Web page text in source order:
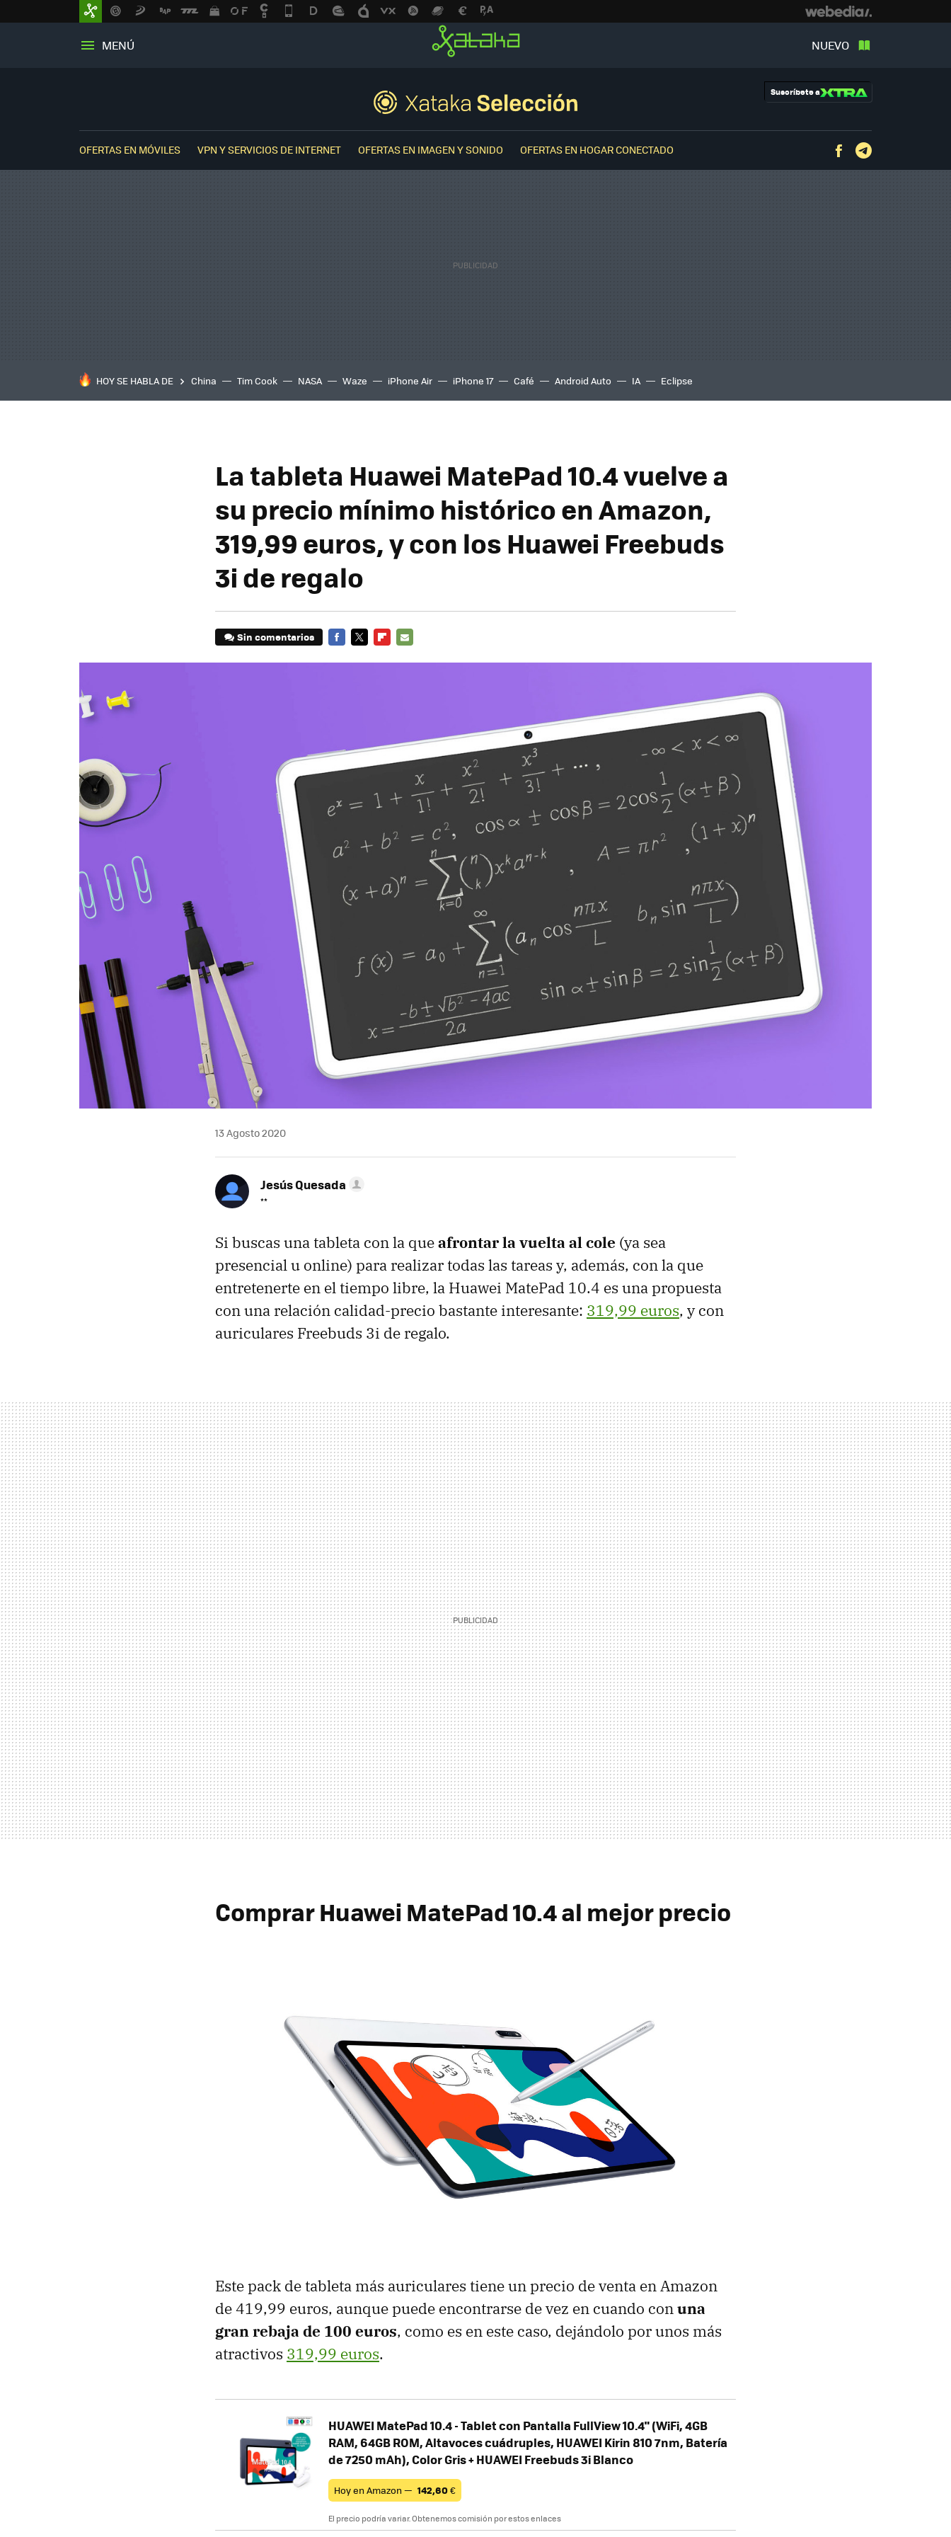
MENÚ NUEVO
Suscríbete a
OFERTAS EN MÓVILES VPN Y SERVICIOS DE INTERNET OFERTAS EN IMAGEN Y SONIDO OFERTAS EN HOGAR CONECTADO Facebook
HOY SE HABLA DE China Tim Cook NASA Waze iPhone Air iPhone 17 Café Android Auto IA Eclipse
La tableta Huawei MatePad 10.4 vuelve a
su precio mínimo histórico en Amazon,
319,99 euros, y con los Huawei Freebuds
3i de regalo
Sin comentarios
13 Agosto 2020
Jesús Quesada
**
Si buscas una tableta con la queafrontar la vuelta al cole (ya sea
presencial u online) para realizar todas las tareas y, además, con la que
entretenerte en el tiempo libre, la Huawei MatePad 10.4 es una propuesta
con una relación calidad-precio bastante interesante: 319,99 euros, y con
auriculares Freebuds 3i de regalo.
Comprar Huawei MatePad 10.4 al mejor precio
Este pack de tableta más auriculares tiene un precio de venta en Amazon
de 419,99 euros, aunque puede encontrarse de vez en cuando conuna
gran rebaja de 100 euros, como es en este caso, dejándolo por unos más
atractivos 319,99 euros.
HUAWEI MatePad 10.4 - Tablet con Pantalla FullView 10.4" (WiFi, 4GB
RAM, 64GB ROM, Altavoces cuádruples, HUAWEI Kirin 810 7nm, Batería
de 7250 mAh), Color Gris + HUAWEI Freebuds 3i Blanco
Hoy en Amazon — 142,60€
El precio podría variar. Obtenemos comisión por estos enlaces